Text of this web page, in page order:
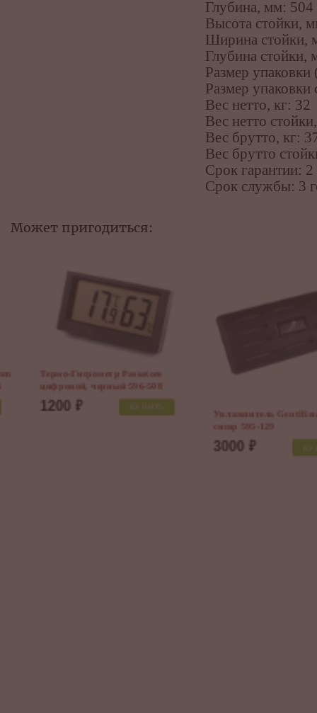
Глубина, мм: 504
Высота стойки,
Ширина стойки,
Глубина стойки,
Размер
Размер
Вес нетто, кг: 32
Вес нетто
Вес брутто, кг:
Вес брутто
Срок гарантии: 2
Срок службы: 3
Может пригодиться:
Термо-Гигрометр Passatore
цифровой, черный 596-508
1200₽
Увлажнитель Gentili на 100
сигар 595-129
3000₽